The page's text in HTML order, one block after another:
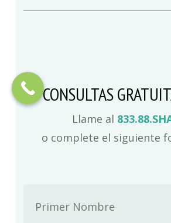
CONSULTAS
Llame al
o complete el siguiente